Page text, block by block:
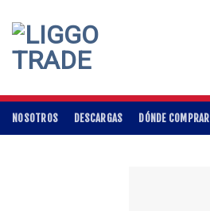
content
NOSOTROS DESCARGAS DÓNDE COMPRAR